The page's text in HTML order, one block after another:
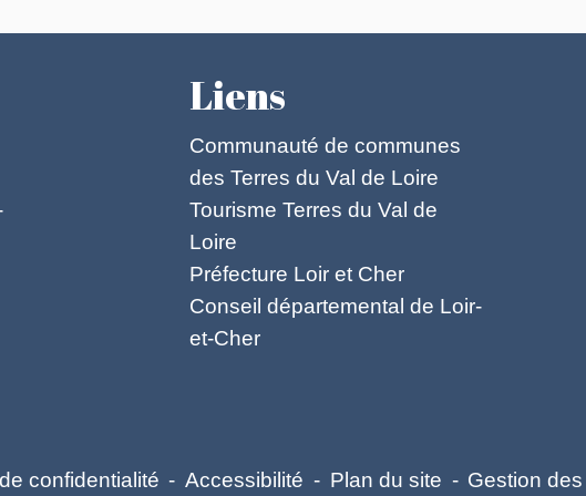
Liens
Communauté de communes
des Terres du Val de Loire
Tourisme Terres du Val de
Loire
Préfecture Loir et Cher
Conseil départemental de Loir-
et-Cher
confidentialité - Accessibilité - Plan du site - Gestion